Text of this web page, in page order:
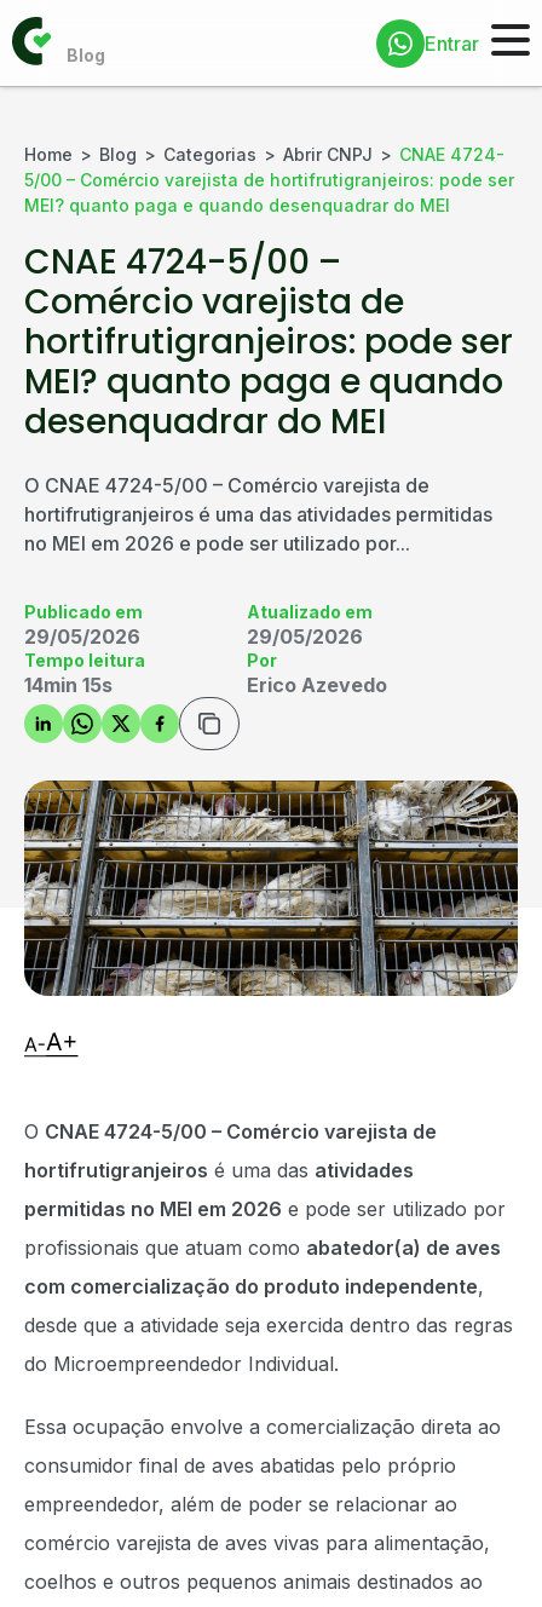
Entrar
Home Blog Categorias Abrir CNPJ
CNAE 4724-
5/00 – Comércio varejista de hortifrutigranjeiros: pode ser
MEI? quanto paga e quando desenquadrar do MEI
CNAE 4724-5/00 –
Comércio varejista de
hortifrutigranjeiros: pode ser
MEI? quanto paga e quando
desenquadrar do MEI
O CNAE 4724-5/00 – Comércio varejista de
hortifrutigranjeiros é uma das atividades permitidas
no MEI em 2026 e pode ser utilizado por...
Publicado em
29/05/2026
Atualizado em
29/05/2026
Tempo leitura
14min 15s
Por
Erico Azevedo
O CNAE 4724-5/00 – Comércio varejista de
hortifrutigranjeiros é uma das atividades
permitidas no MEI em 2026 e pode ser utilizado por
profissionais que atuam como abatedor(a) de aves
com comercialização do produto independente,
desde que a atividade seja exercida dentro das regras
do Microempreendedor Individual.
Essa ocupação envolve a comercialização direta ao
consumidor final de aves abatidas pelo próprio
empreendedor, além de poder se relacionar ao
comércio varejista de aves vivas para alimentação,
coelhos e outros pequenos animais destinados ao